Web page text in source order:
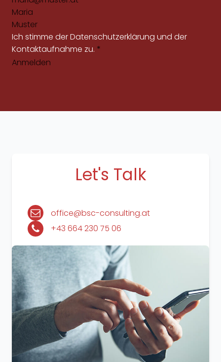
Ich stimme derDatenschutzerklärung und der
Kontaktaufnahme zu. *
Anmelden
Let's Talk
office@bsc-consulting.at
+43 664 230 75 06